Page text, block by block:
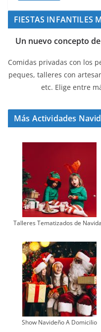
FIESTAS INFANTILES
Un nuevo concepto
Comidas privadas con los
peques, talleres con
etc. Elige entre
Más Actividades
Talleres Tematizados de
Show Navideño A Domicilio